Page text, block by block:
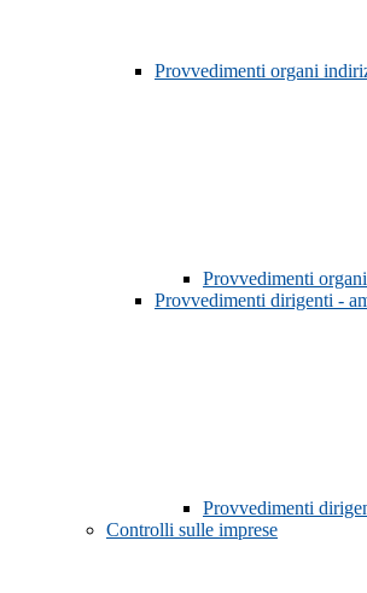
Provvedimenti organi
Provvedimenti
Provvedimenti dirigenti -
Provvedimenti
Controlli sulle imprese